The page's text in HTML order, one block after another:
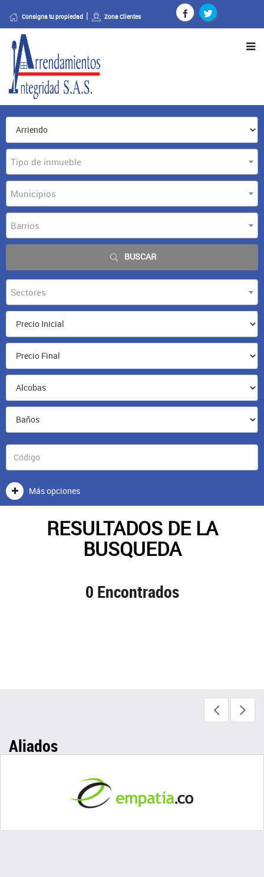
Consigna tu propiedad Zona Clientes
Tipo de inmueble
Municipios
Barrios
BUSCAR
Sectores
Más opciones
RESULTADOS DE LA
BUSQUEDA
0 Encontrados
Aliados